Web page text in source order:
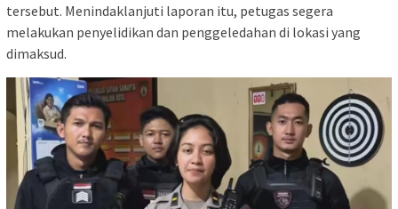
tersebut. Menindaklanjuti laporan itu, petugas segera
melakukan penyelidikan dan penggeledahan di lokasi yang
dimaksud.